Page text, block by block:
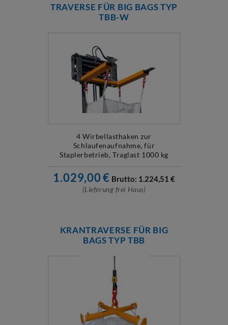
TRAVERSE FÜR BIG BAGS TYP
TBB-W
4 Wirbellasthaken zur
Schlaufenaufnahme, für
Staplerbetrieb, Traglast 1000 kg
1.029,00€ Brutto: 1.224,51 €
(Lieferung frei Haus)
KRANTRAVERSE FÜR BIG
BAGS TYP TBB